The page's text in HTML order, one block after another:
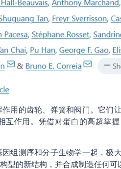
用的齿轮、弹簧和阀门。它们
互作用。凭借对蛋白的高超掌
组测序和分子生物学一起，极
型的新结构，并合成制造任何可